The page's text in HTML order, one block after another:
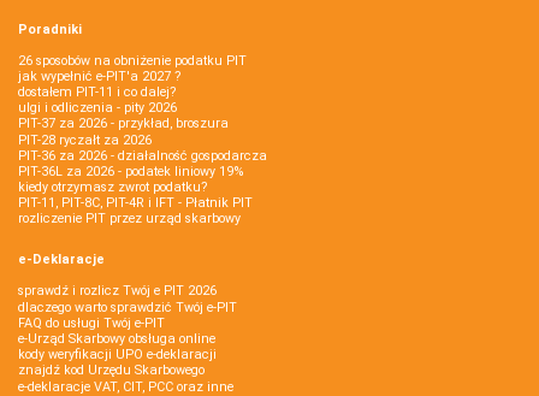
Poradniki
26 sposobów na obniżenie podatku PIT
jak wypełnić e-PIT'a 2027 ?
dostałem PIT-11 i co dalej?
ulgi i odliczenia - pity 2026
PIT-37 za 2026 - przykład, broszura
PIT-28 ryczałt za 2026
PIT-36 za 2026 - działalność gospodarcza
PIT-36L za 2026 - podatek liniowy 19%
kiedy otrzymasz zwrot podatku?
PIT-11, PIT-8C, PIT-4R i IFT - Płatnik PIT
rozliczenie PIT przez urząd skarbowy
e-Deklaracje
sprawdź i rozlicz Twój e PIT 2026
dlaczego warto sprawdzić Twój e-PIT
FAQ do usługi Twój e-PIT
e-Urząd Skarbowy obsługa online
kody weryfikacji UPO e-deklaracji
znajdź kod Urzędu Skarbowego
e-deklaracje VAT, CIT, PCC oraz inne